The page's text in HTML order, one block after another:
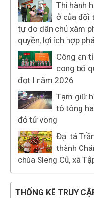
Thi hành
ở của đối
tự do dân chủ xâm
quyền, lợi ích hợp
Công an
công bố
đợt I năm 2026
Tạm giữ
tô tông
đỏ tử vong
Đại tá
thành
chùa Sleng Cũ, xã
THỐNG KÊ TRUY